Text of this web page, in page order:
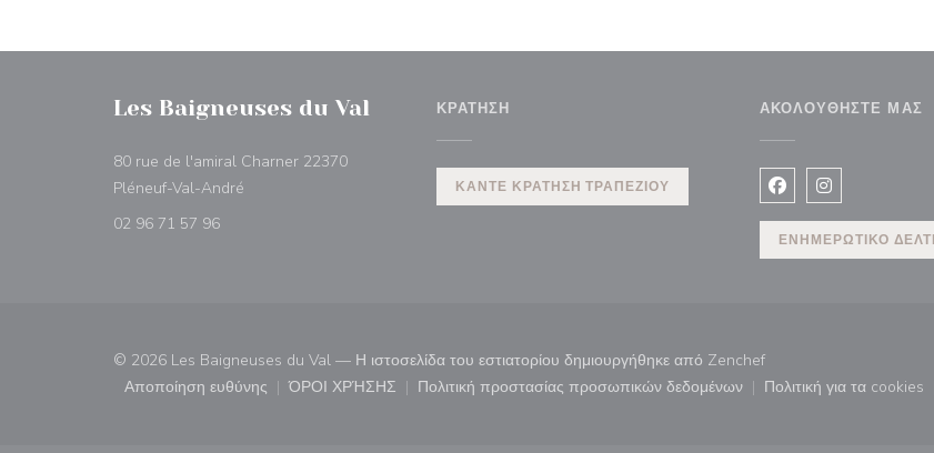
Les Baigneuses du Val
80 rue de l'amiral Charner 22370
Pléneuf-Val-André
02 96 71 57 96
ΚΡΆΤΗΣΗ
ΚΆΝΤΕ ΚΡΆΤΗΣΗ ΤΡΑΠΕΖΙΟΎ
ΑΚΟΛΟΥΘΉΣΤΕ ΜΑΣ
Facebook ((ανοίγει
Instagram
ΕΝΗΜΕΡΩΤΙΚΌ
© 2026 Les Baigneuses du Val — Η ιστοσελίδα του εστιατορίου δημιουργήθηκε από Zenchef((ανοίγει σε νέο
Αποποίηση ευθύνης
((ανοίγει σε νέο παράθυρο))
ΌΡΟΙ ΧΡΉΣΗΣ
((ανοίγει σε νέο παράθυρο))
Πολιτική προστασίας προσωπικών δεδομένων
((ανοίγει σε νέο παράθυρο))
Πολιτική για τα cookies
((ανοίγει